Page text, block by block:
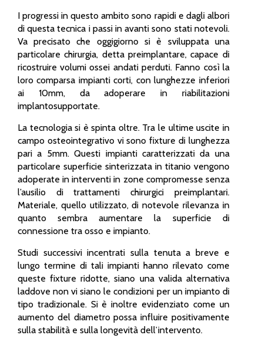
I progressi in questo ambito sono rapidi e dagli albori
di questa tecnica i passi in avanti sono stati notevoli.
Va precisato che oggigiorno si è sviluppata una
particolare chirurgia, detta preimplantare, capace di
ricostruire volumi ossei andati perduti. Fanno così la
loro comparsa impianti corti, con lunghezze inferiori
ai 10mm, da adoperare in riabilitazioni
implantosupportate.
La tecnologia si è spinta oltre. Tra le ultime uscite in
campo osteointegrativo vi sono fixture di lunghezza
pari a 5mm. Questi impianti caratterizzati da una
particolare superficie sinterizzata in titanio vengono
adoperate in interventi in zone compromesse senza
l’ausilio di trattamenti chirurgici preimplantari.
Materiale, quello utilizzato, di notevole rilevanza in
quanto sembra aumentare la superficie di
connessione tra osso e impianto.
Studi successivi incentrati sulla tenuta a breve e
lungo termine di tali impianti hanno rilevato come
queste fixture ridotte, siano una valida alternativa
laddove non vi siano le condizioni per un impianto di
tipo tradizionale. Si è inoltre evidenziato come un
aumento del diametro possa influire positivamente
sulla stabilità e sulla longevità dell’intervento.